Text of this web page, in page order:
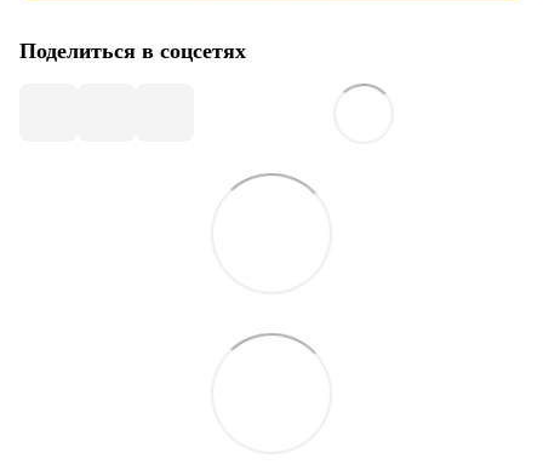
Поделиться в соцсетях